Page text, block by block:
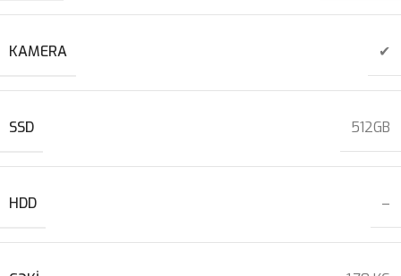
KAMERA ✔
SSD 512GB
HDD –